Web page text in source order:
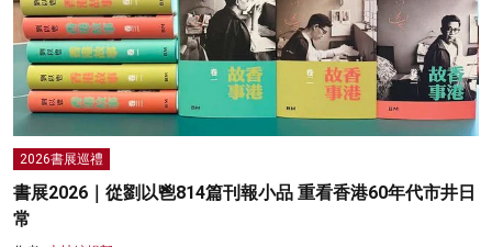
2026書展巡禮
書展2026｜從劉以鬯814篇刊報小品 重看香港60年代市井日
常